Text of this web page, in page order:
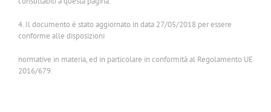
4. Il documento è stato aggiornato in data 27/05/2018 per essere
conforme alle disposizioni
normative in materia, ed in particolare in conformità al Regolamento UE
2016/679.